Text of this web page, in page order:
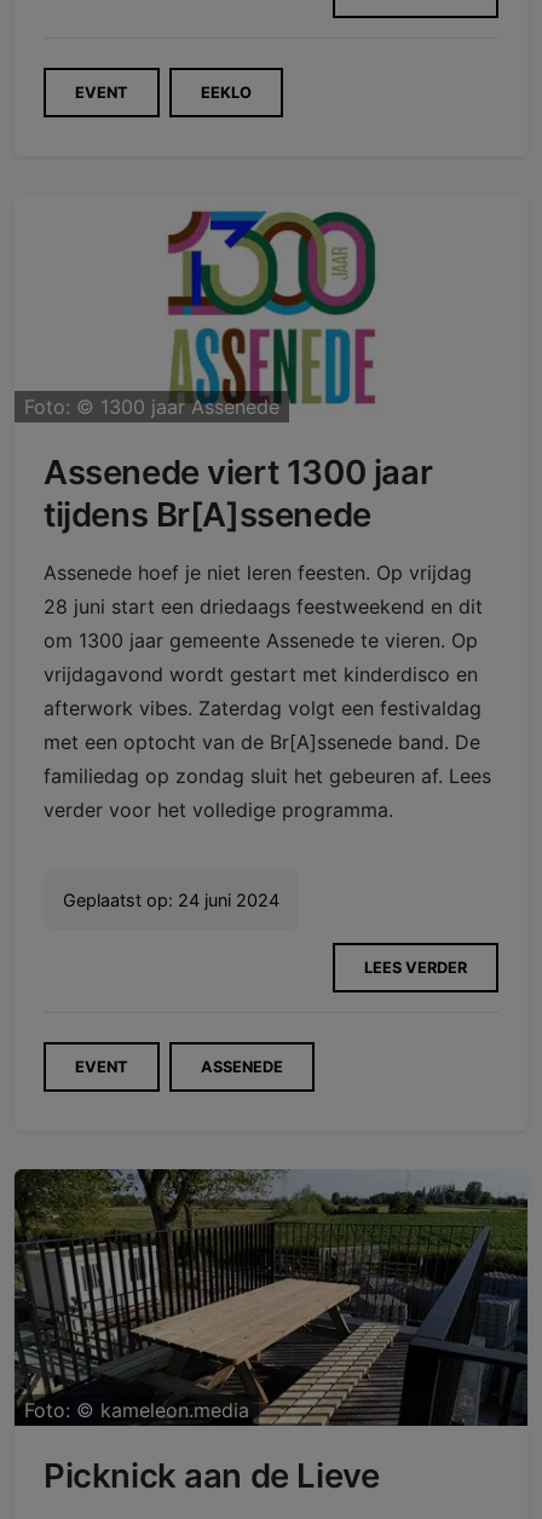
EVENT EEKLO
Foto: © 1300 jaar Assenede
Assenede viert 1300 jaar
tijdens Br[A]ssenede
Assenede hoef je niet leren feesten. Op vrijdag
28 juni start een driedaags feestweekend en dit
om 1300 jaar gemeente Assenede te vieren. Op
vrijdagavond wordt gestart met kinderdisco en
afterwork vibes. Zaterdag volgt een festivaldag
met een optocht van de Br[A]ssenede band. De
familiedag op zondag sluit het gebeuren af. Lees
verder voor het volledige programma.
Geplaatst op: 24 juni 2024
LEES VERDER
EVENT ASSENEDE
Foto: © kameleon.media
Picknick aan de Lieve